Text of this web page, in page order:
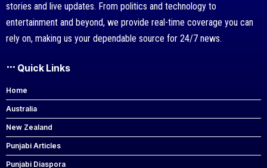
stories and live updates. From politics and technology to
entertainment and beyond, we provide real-time coverage you can
rely on, making us your dependable source for 24/7 news.
Quick Links
Home
Australia
New Zealand
Punjabi Articles
Punjabi Diaspora